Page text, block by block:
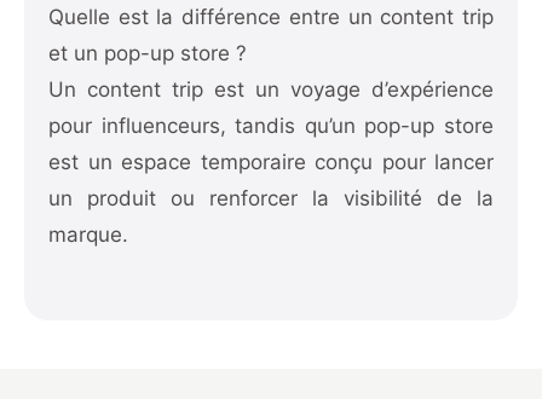
Quelle est la différence entre un content trip
et un pop-up store ?
Un content trip est un voyage d’expérience
pour influenceurs, tandis qu’un pop-up store
est un espace temporaire conçu pour lancer
un produit ou renforcer la visibilité de la
marque.